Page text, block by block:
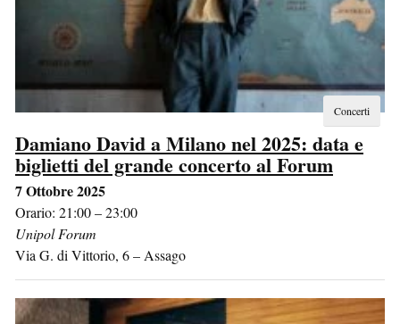
Concerti
Damiano David a Milano nel 2025: data e
biglietti del grande concerto al Forum
7 Ottobre 2025
Orario: 21:00 – 23:00
Unipol Forum
Via G. di Vittorio, 6– Assago